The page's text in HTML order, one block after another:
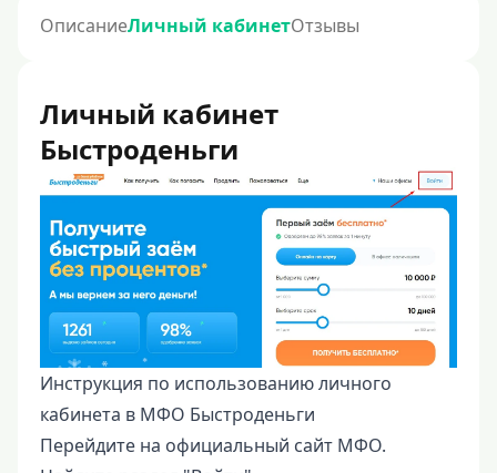
ОписаниеЛичный кабинетОтзывы
Личный кабинет
Быстроденьги
Инструкция по использованию личного
кабинета в МФО Быстроденьги
Перейдите на официальный сайт МФО.